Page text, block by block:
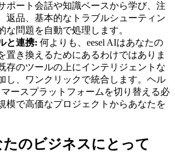
ポート会話や知識ベースから学び、注
返品、基本的なトラブルシューティン
な問題を自動で処理します。
と連携: 何よりも、eesel AIはあなたの
置き換えるためにあるわけではありま
存のツールの上にインテリジェントな
し、ワンクリックで統合します。ヘル
ースプラットフォームを切り替える必
模で高価なプロジェクトからあなたを
たのビジネスにとって